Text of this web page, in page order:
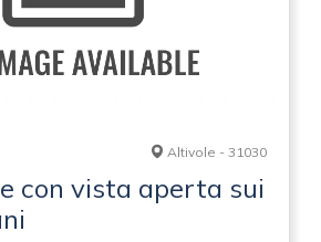
Altivole - 31030
con vista aperta sui